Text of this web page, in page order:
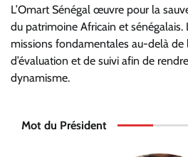
L’Omart Sénégal œuvre pour la
du patrimoine Africain et sénégalais.
missions fondamentales au-delà de
d’évaluation et de suivi afin de
dynamisme.
Mot du Président